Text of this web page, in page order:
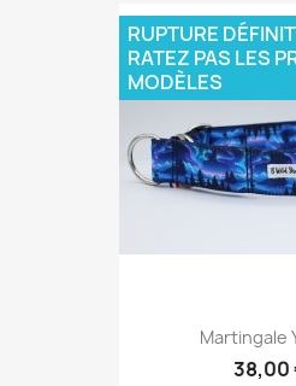
Martingale
38,00
RUPTURE
RATEZ PAS LES
MODÈLES